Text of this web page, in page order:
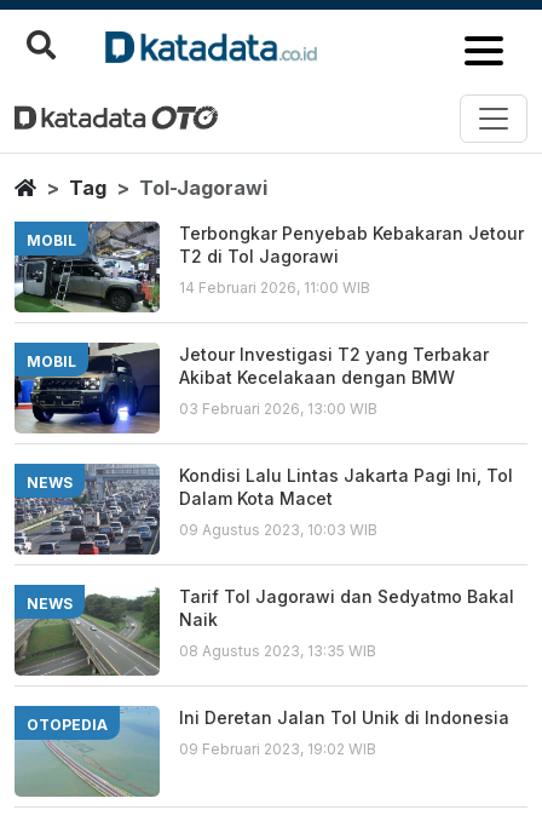
Tol Jagorawi
Berita Terbaru
HomeTag Tol-Jagorawi
MOBIL
Terbongkar Penyebab Kebakaran Jetour
T2 di Tol Jagorawi
14 Februari 2026, 11:00 WIB
MOBIL
Jetour Investigasi T2 yang Terbakar
Akibat Kecelakaan dengan BMW
03 Februari 2026, 13:00 WIB
NEWS
Kondisi Lalu Lintas Jakarta Pagi Ini, Tol
Dalam Kota Macet
09 Agustus 2023, 10:03 WIB
NEWS
Tarif Tol Jagorawi dan Sedyatmo Bakal
Naik
08 Agustus 2023, 13:35 WIB
OTOPEDIA Ini Deretan Jalan Tol Unik di Indonesia
09 Februari 2023, 19:02 WIB